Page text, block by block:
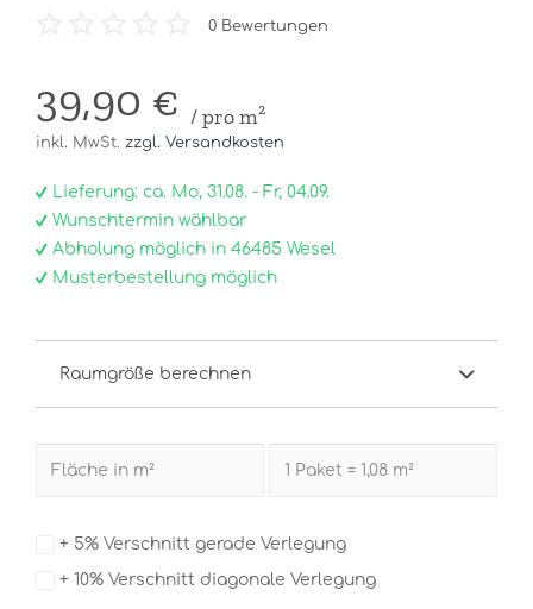
0 Bewertungen
39,90 € / pro m²
inkl. MwSt. zzgl. Versandkosten
Lieferung: ca. Mo, 31.08. - Fr, 04.09.
Wunschtermin wählbar
Abholung möglich in 46485 Wesel
Musterbestellung möglich
Raumgröße berechnen
+ 5% Verschnitt gerade Verlegung
+ 10% Verschnitt diagonale Verlegung